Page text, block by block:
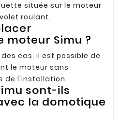
située sur le moteur
roulant.
moteur Simu ?
cas, il est possible de
le moteur sans
de l'installation.
sont-ils
la domotique